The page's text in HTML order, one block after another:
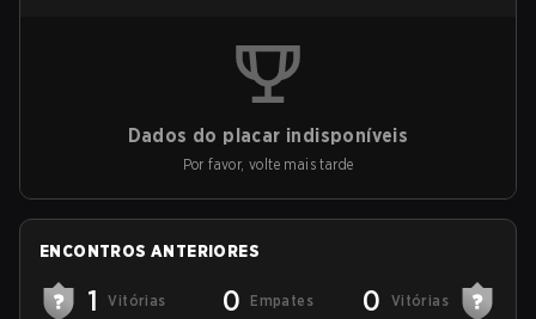
Dados do placar indisponíveis
Por favor, volte mais tarde
ENCONTROS ANTERIORES
1 Vitórias 0 Empates 0 Vitórias